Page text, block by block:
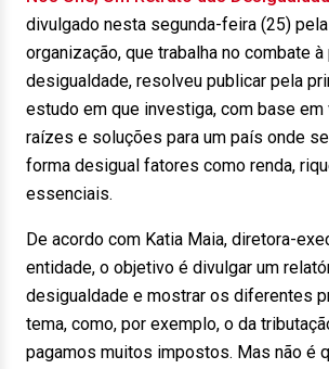
divulgado nesta segunda-feira (25) pela
organização, que trabalha no combate
desigualdade, resolveu publicar pela
estudo em que investiga, com base em
raízes e soluções para um país onde
forma desigual fatores como renda,
essenciais.
De acordo com Katia Maia, diretora-
entidade, o objetivo é divulgar um
desigualdade e mostrar os diferentes
tema, como, por exemplo, o da
pagamos muitos impostos. Mas não é